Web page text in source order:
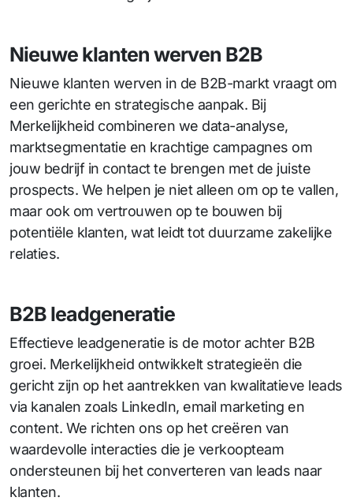
Nieuwe klanten werven B2B
Nieuwe klanten werven in de B2B-markt vraagt om
een gerichte en strategische aanpak. Bij
Merkelijkheid combineren we data-analyse,
marktsegmentatie en krachtige campagnes om
jouw bedrijf in contact te brengen met de juiste
prospects. We helpen je niet alleen om op te vallen,
maar ook om vertrouwen op te bouwen bij
potentiële klanten, wat leidt tot duurzame zakelijke
relaties.
B2B leadgeneratie
Effectieve leadgeneratie is de motor achter B2B
groei. Merkelijkheid ontwikkelt strategieën die
gericht zijn op het aantrekken van kwalitatieve leads
via kanalen zoals LinkedIn, email marketing en
content. We richten ons op het creëren van
waardevolle interacties die je verkoopteam
ondersteunen bij het converteren van leads naar
klanten.